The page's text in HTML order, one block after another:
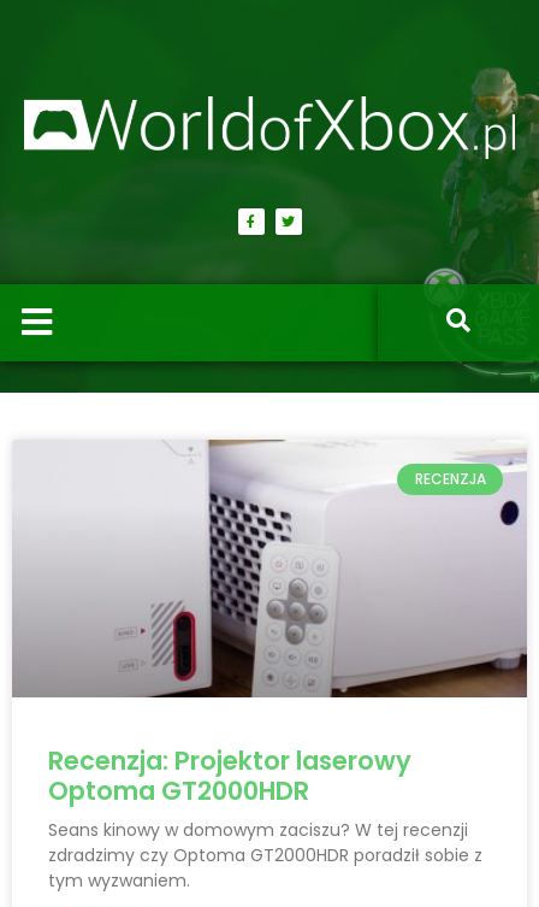
RECENZJA
Recenzja: Projektor laserowy
Optoma GT2000HDR
Seans kinowy w domowym zaciszu? W tej recenzji
zdradzimy czy Optoma GT2000HDR poradził sobie z
tym wyzwaniem.